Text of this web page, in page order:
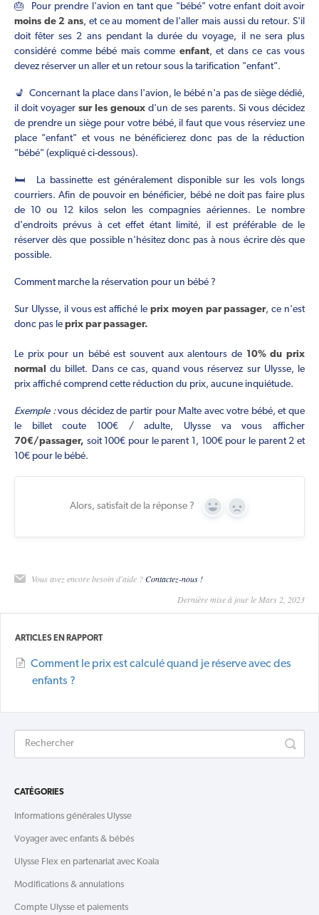
🎂 Pour prendre l'avion en tant que "bébé" votre enfant doit avoir
moins de 2 ans, et ce au moment de l'aller mais aussi du retour. S'il
doit fêter ses 2 ans pendant la durée du voyage, il ne sera plus
considéré comme bébé mais comme enfant, et dans ce cas vous
devez réserver un aller et un retour sous la tarification "enfant".
💺 Concernant la place dans l'avion, le bébé n'a pas de siège dédié,
il doit voyager sur les genoux d'un de ses parents. Si vous décidez
de prendre un siège pour votre bébé, il faut que vous réserviez une
place "enfant" et vous ne bénéficierez donc pas de la réduction
"bébé" (expliqué ci-dessous).
🛏 La bassinette est généralement disponible sur les vols longs
courriers. Afin de pouvoir en bénéficier, bébé ne doit pas faire plus
de 10 ou 12 kilos selon les compagnies aériennes. Le nombre
d'endroits prévus à cet effet étant limité, il est préférable de le
réserver dès que possible n'hésitez donc pas à nous écrire dès que
possible.
Comment marche la réservation pour un bébé ?
Sur Ulysse, il vous est affiché le prix moyen par passager, ce n'est
donc pas le prix par passager.
Le prix pour un bébé est souvent aux alentours de 10% du prix
normal
du billet. Dans ce cas, quand vous réservez sur Ulysse, le
prix affiché comprend cette réduction du prix, aucune inquiétude.
Exemple :vous décidez de partir pour Malte avec votre bébé, et que
le billet coute 100€ / adulte, Ulysse va vous afficher
70€/passager, soit 100€ pour le parent 1, 100€ pour le parent 2 et
10€ pour le bébé.
Alors, satisfait de la réponse ?
Yes No
Vous avez encore besoin d'aide ?Contactez-nous !
Dernière mise à jour le Mars 2, 2023
ARTICLES EN RAPPORT
Comment le prix est calculé quand je réserve avec des
enfants ?
CATÉGORIES
Informations générales Ulysse
Voyager avec enfants & bébés
Ulysse Flex en partenariat avec Koala
Modifications & annulations
Compte Ulysse et paiements